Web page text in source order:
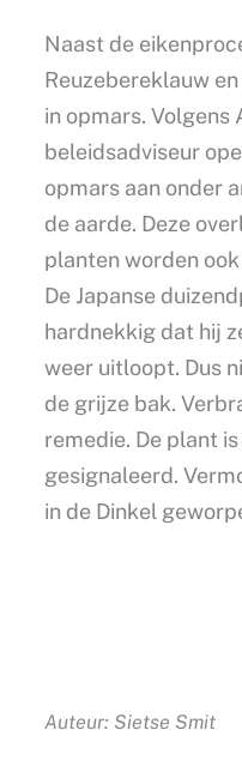
Naast de
Reuzebereklauw
in opmars. Volgens
beleidsadviseur
opmars aan onder
de aarde. Deze
planten worden
De Japanse
hardnekkig dat hij
weer uitloopt. Dus
de grijze bak.
remedie. De plant
gesignaleerd.
in de Dinkel
Auteur: Sietse Smit